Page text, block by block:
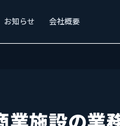
お知らせ 会社概要